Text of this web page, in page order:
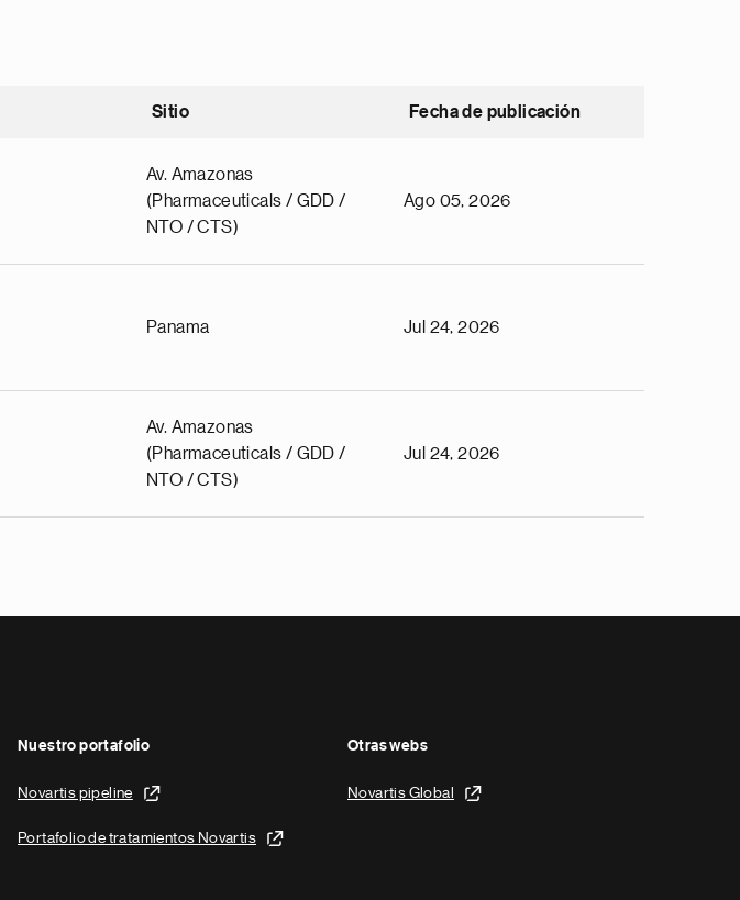
Sitio Fecha de publicación
Av. Amazonas
(Pharmaceuticals / GDD /
NTO / CTS)
Ago 05, 2026
Panama Jul 24, 2026
Av. Amazonas
(Pharmaceuticals / GDD /
NTO / CTS)
Jul 24, 2026
Nuestro portafolio
Novartis pipeline
Portafolio de tratamientos Novartis
Otras webs
Novartis Global